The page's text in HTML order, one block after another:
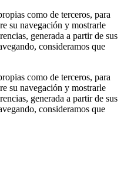
como de terceros, para
su navegación y mostrarle
generada a partir de sus
consideramos que
como de terceros, para
su navegación y mostrarle
generada a partir de sus
consideramos que